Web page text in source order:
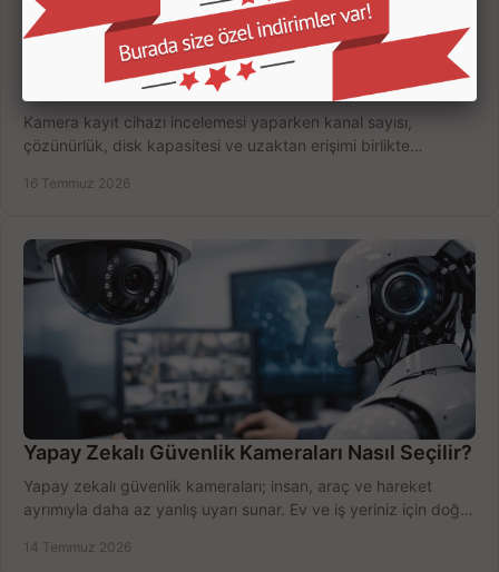
Kamera Kayıt Cihazı İncelemesi Nasıl Yapılır?
Kamera kayıt cihazı incelemesi yaparken kanal sayısı,
çözünürlük, disk kapasitesi ve uzaktan erişimi birlikte
16 Temmuz 2026
Yapay Zekalı Güvenlik Kameraları Nasıl Seçilir?
Yapay zekalı güvenlik kameraları; insan, araç ve hareket
ayrımıyla daha az yanlış uyarı sunar. Ev ve iş yeriniz için doğru
14 Temmuz 2026